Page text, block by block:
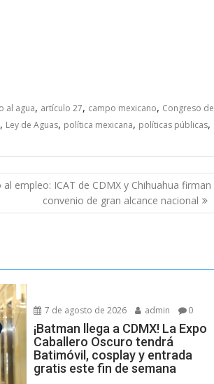
al agua, artículo 27, campo mexicano, Congreso de
, Ley de Aguas, política mexicana, políticas públicas,
al empleo: ICAT de CDMX y Chihuahua firman
convenio de gran alcance nacional
7 de agosto de 2026 admin 0
¡Batman llega a CDMX! La Expo
Caballero Oscuro tendrá
Batimóvil, cosplay y entrada
gratis este fin de semana